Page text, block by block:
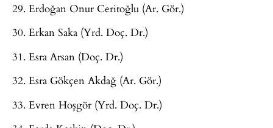
29. Erdoğan Onur Ceritoğlu (Ar. Gör.)
30. Erkan Saka (Yrd. Doç. Dr.)
31. Esra Arsan (Doç. Dr.)
32. Esra Gökçen Akdağ (Ar. Gör.)
33. Evren Hoşgör (Yrd. Doç. Dr.)